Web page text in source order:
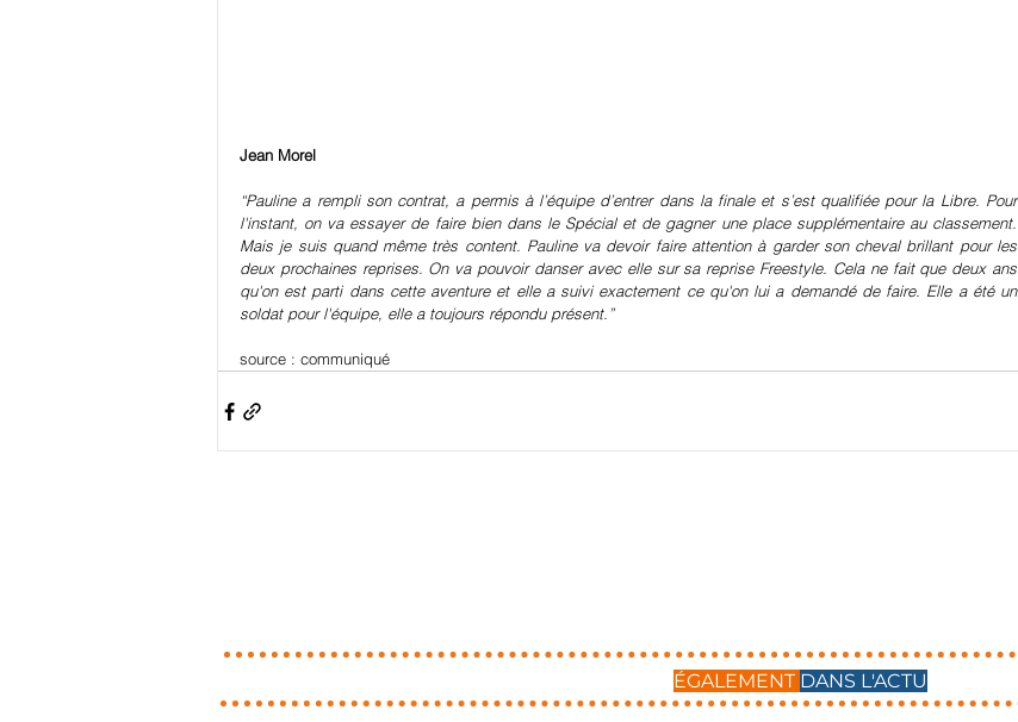
Jean Morel
“Pauline a rempli son contrat, a permis à l’équipe d’entrer dans la finale et s’est qualifiée pour la Libre. Pour
l'instant, on va essayer de faire bien dans le Spécial et de gagner une place supplémentaire au classement.
Mais je suis quand même très content. Pauline va devoir faire attention à garder son cheval brillant pour les
deux prochaines reprises. On va pouvoir danser avec elle sur sa reprise Freestyle. Cela ne fait que deux ans
qu'on est parti dans cette aventure et elle a suivi exactement ce qu'on lui a demandé de faire. Elle a été un
soldat pour l'équipe, elle a toujours répondu présent.”
source : communiqué
ÉGALEMENT DANS L'ACTU